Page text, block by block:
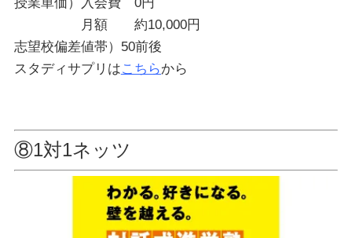
月額 約10,000円
志望校偏差値帯）50前後
スタディサプリはこちらから
⑧1対1ネッツ